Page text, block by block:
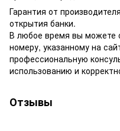
Гарантия от
открытия банки.
В любое время вы можете
номеру, указанному на
профессиональную
использованию и
Отзывы